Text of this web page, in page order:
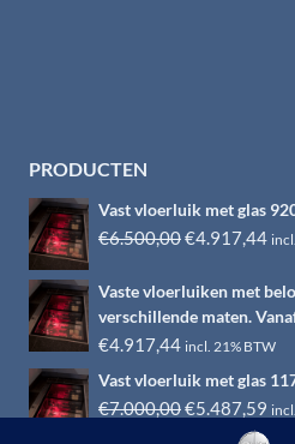
PRODUCTEN
Vast vloerluik met glas
€6.500,00
was:
€6.500,00.
€4.917,44
is:
Vaste vloerluiken met
verschillende maten.
€4.917,44 incl. 21% BTW
Vast vloerluik met glas
€7.000,00€5.487,59
prijs